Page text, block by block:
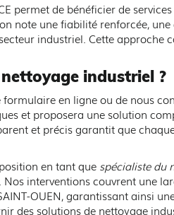
permet de bénéficier de
note une fiabilité renforcée,
industriel. Cette
industriel ?
en ligne ou de nous
et proposera une solution
et précis garantit que
en tant que spécialiste du
interventions couvrent une
OUEN, garantissant ainsi
des solutions de nettoyage